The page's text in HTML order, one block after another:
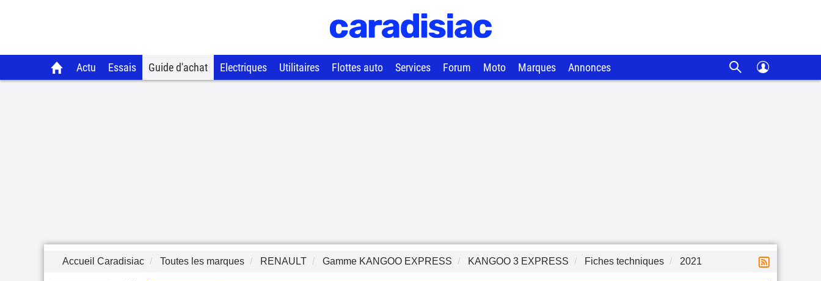
Actu Essais Guide d'achat Electriques Utilitaires Flottes auto Services Forum Moto Marques Annonces
Accueil Caradisiac Toutes les marques RENAULT Gamme KANGOO EXPRESS KANGOO 3 EXPRESS Fiches techniques 2021